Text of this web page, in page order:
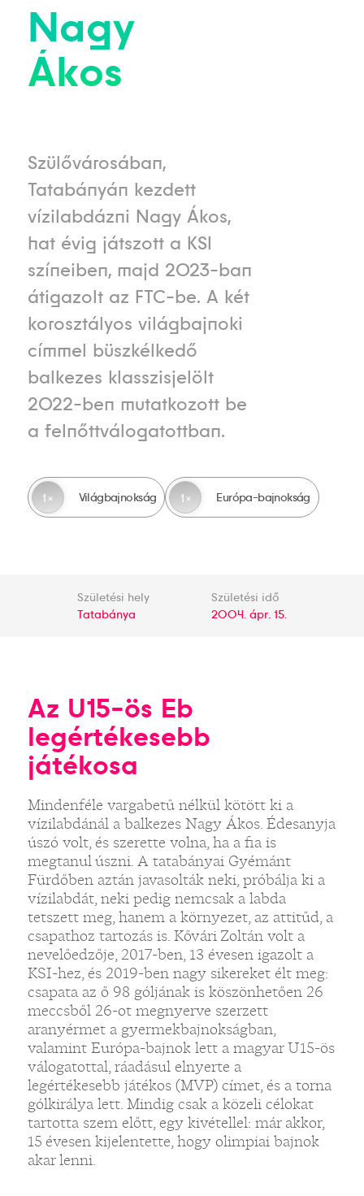
Nagy
Ákos
Szülővárosában,
Tatabányán kezdett
vízilabdázni Nagy Ákos,
hat évig játszott a KSI
színeiben, majd 2023-ban
átigazolt az FTC-be. A két
korosztályos világbajnoki
címmel büszkélkedő
balkezes klasszisjelölt
2022-ben mutatkozott be
a felnőttválogatottban.
1 Világbajnokság 1 Európa-bajnokság
Születési hely
Tatabánya
Születési idő
2004. ápr. 15.
Az U15-ös Eb
legértékesebb
játékosa
Mindenféle vargabetű nélkül kötött ki a
vízilabdánál a balkezes Nagy Ákos. Édesanyja
úszó volt, és szerette volna, ha a fia is
megtanul úszni. A tatabányai Gyémánt
Fürdőben aztán javasolták neki, próbálja ki a
vízilabdát, neki pedig nemcsak a labda
tetszett meg, hanem a környezet, az attitűd, a
csapathoz tartozás is. Kővári Zoltán volt a
nevelőedzője, 2017-ben, 13 évesen igazolt a
KSI-hez, és 2019-ben nagy sikereket élt meg:
csapata az ő 98 góljának is köszönhetően 26
meccsből 26-ot megnyerve szerzett
aranyérmet a gyermekbajnokságban,
valamint Európa-bajnok lett a magyar U15-ös
válogatottal, ráadásul elnyerte a
legértékesebb játékos (MVP) címet, és a torna
gólkirálya lett. Mindig csak a közeli célokat
tartotta szem előtt, egy kivétellel: már akkor,
15 évesen kijelentette, hogy olimpiai bajnok
akar lenni.